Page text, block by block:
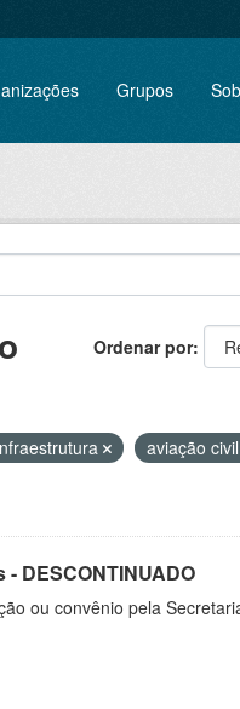
Grupos
Ordenar por
aviação civil
DESCONTINUADO
ou convênio pela